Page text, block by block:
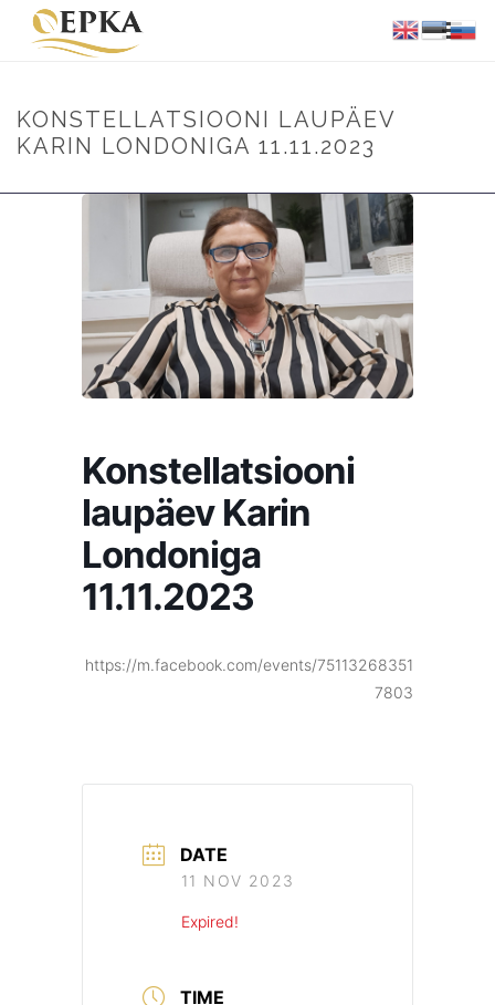
KONSTELLATSIOONI LAUPÄEV
KARIN LONDONIGA 11.11.2023
Konstellatsiooni
laupäev Karin
Londoniga
11.11.2023
https://m.facebook.com/events/75113268351
7803
DATE
11 NOV 2023
Expired!
TIME